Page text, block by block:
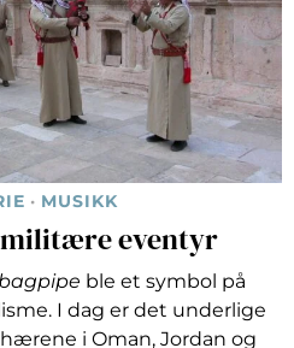
· MUSIKK
militære eventyr
ble et symbol på
I dag er det underlige
i Oman, Jordan og